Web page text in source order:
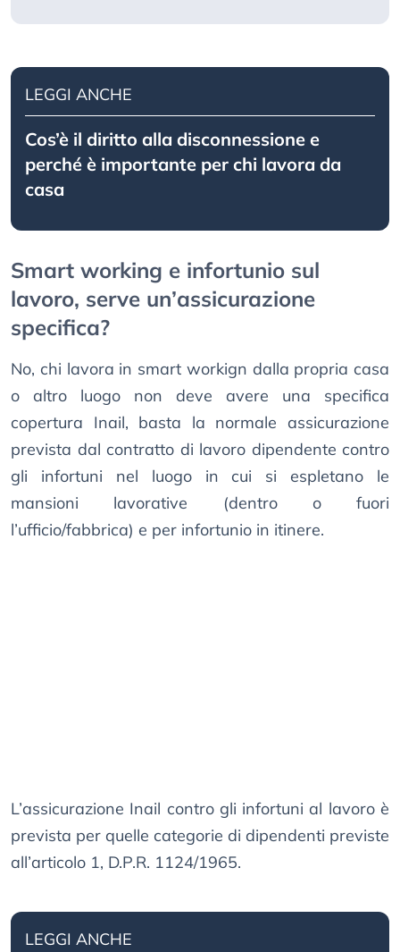
LEGGI ANCHE
Cos’è il diritto alla disconnessione e
perché è importante per chi lavora da
casa
Smart working e infortunio sul
lavoro, serve un’assicurazione
specifica?
No, chi lavora in smart workign dalla propria casa
o altro luogo non deve avere una specifica
copertura Inail, basta la normale assicurazione
prevista dal contratto di lavoro dipendente contro
gli infortuni nel luogo in cui si espletano le
mansioni lavorative (dentro o fuori
l’ufficio/fabbrica) e per infortunio in itinere.
L’assicurazione Inail contro gli infortuni al lavoro è
prevista per quelle categorie di dipendenti previste
all’articolo 1, D.P.R. 1124/1965.
LEGGI ANCHE